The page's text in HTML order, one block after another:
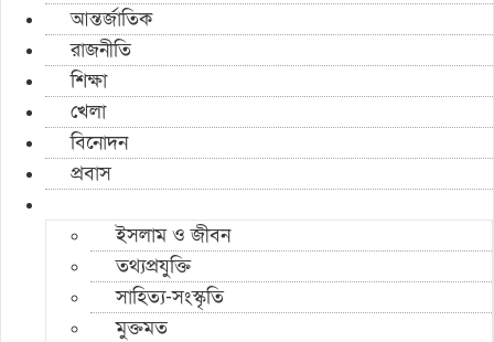
আন্তর্জাতিক
রাজনীতি
শিক্ষা
খেলা
বিনোদন
প্রবাস
ইসলাম ও জীবন
তথ্যপ্রযুক্তি
সাহিত্য-সংস্কৃতি
মুক্তমত